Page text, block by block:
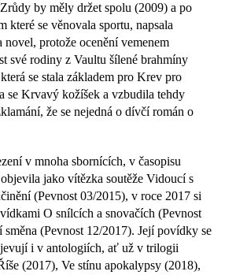
by měly držet spolu (2009) a po
které se věnovala sportu, napsala
novel, protože ocenění vemenem
své rodiny z Vaultu šílené brahmíny
se stala základem pro Krev pro
se Krvavý kožíšek a vzbudila tehdy
že se nejedná o dívčí román o
v mnoha sbornících, v časopisu
jako vítězka soutěže Vidoucí s
(Pevnost 03/2015), v roce 2017 si
O snílcích a snovačích (Pevnost
směna (Pevnost 12/2017). Její povídky se
i v antologiích, ať už v trilogii
(2017), Ve stínu apokalypsy (2018),